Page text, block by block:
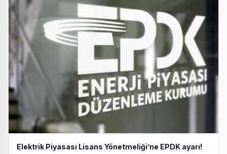
Elektrik Piyasası Lisans Yönetmeliği’ne EPDK ayarı!